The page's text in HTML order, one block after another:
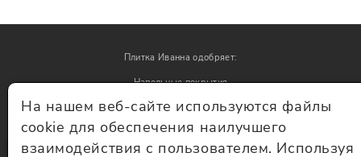
Плитка Иванна одобряет:
Напольные покрытия
Обои
На нашем веб-сайте используются файлы
cookie для обеспечения наилучшего
взаимодействия с пользователем. Используя